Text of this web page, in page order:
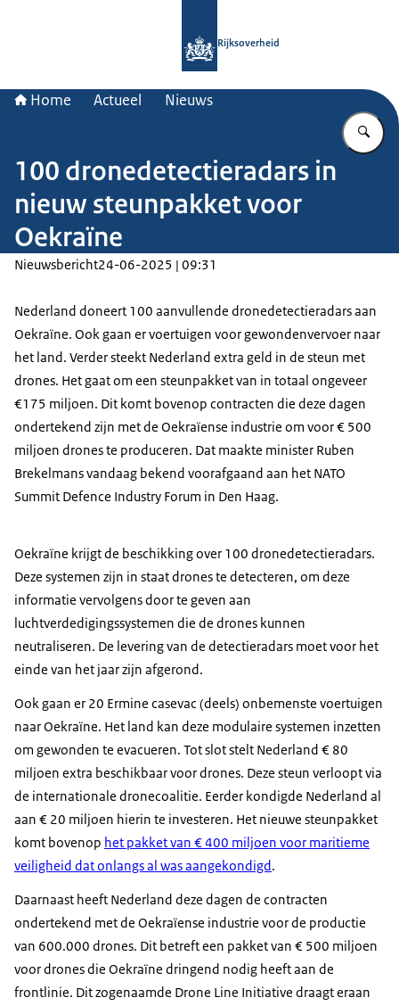
Rijksoverheid
Home Actueel Nieuws
100 dronedetectieradars in
nieuw steunpakket voor
Oekraïne
Nieuwsbericht24-06-2025 | 09:31
Nederland doneert 100 aanvullende dronedetectieradars aan
Oekraïne. Ook gaan er voertuigen voor gewondenvervoer naar
het land. Verder steekt Nederland extra geld in de steun met
drones. Het gaat om een steunpakket van in totaal ongeveer
€175 miljoen. Dit komt bovenop contracten die deze dagen
ondertekend zijn met de Oekraïense industrie om voor € 500
miljoen drones te produceren. Dat maakte minister Ruben
Brekelmans vandaag bekend voorafgaand aan het NATO
Summit Defence Industry Forum in Den Haag.
Oekraïne krijgt de beschikking over 100 dronedetectieradars.
Deze systemen zijn in staat drones te detecteren, om deze
informatie vervolgens door te geven aan
luchtverdedigingssystemen die de drones kunnen
neutraliseren. De levering van de detectieradars moet voor het
einde van het jaar zijn afgerond.
Ook gaan er 20 Ermine casevac (deels) onbemenste voertuigen
naar Oekraïne. Het land kan deze modulaire systemen inzetten
om gewonden te evacueren. Tot slot stelt Nederland € 80
miljoen extra beschikbaar voor drones. Deze steun verloopt via
de internationale dronecoalitie. Eerder kondigde Nederland al
aan € 20 miljoen hierin te investeren. Het nieuwe steunpakket
komt bovenop het pakket van € 400 miljoen voor maritieme
veiligheid dat onlangs al was aangekondigd.
Daarnaast heeft Nederland deze dagen de contracten
ondertekend met de Oekraïense industrie voor de productie
van 600.000 drones. Dit betreft een pakket van € 500 miljoen
voor drones die Oekraïne dringend nodig heeft aan de
frontlinie. Dit zogenaamde Drone Line Initiative draagt eraan